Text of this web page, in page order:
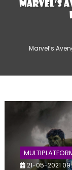
Marvel’s
Marvel’s
21-05-2021